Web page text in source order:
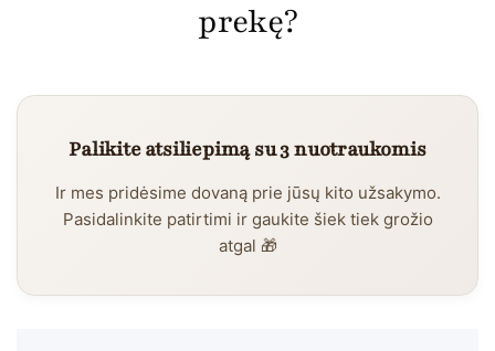
prekę?
Palikite atsiliepimą su 3 nuotraukomis
Ir mes pridėsime dovaną prie jūsų kito užsakymo.
Pasidalinkite patirtimi ir gaukite šiek tiek grožio
atgal 🎁